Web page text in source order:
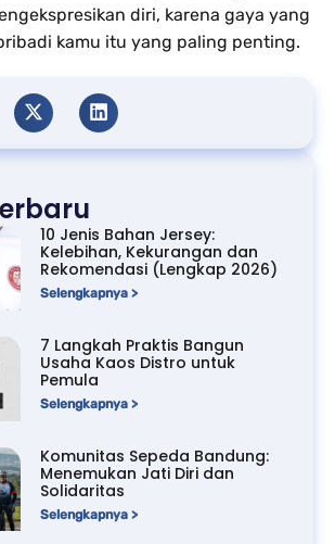
diri, karena gaya yang
kamu itu yang paling penting.
10 Jenis Bahan Jersey:
Kelebihan, Kekurangan dan
Rekomendasi (Lengkap 2026)
Selengkapnya >
7 Langkah Praktis Bangun
Usaha Kaos Distro untuk
Pemula
Selengkapnya >
Komunitas Sepeda Bandung:
Menemukan Jati Diri dan
Solidaritas
Selengkapnya >